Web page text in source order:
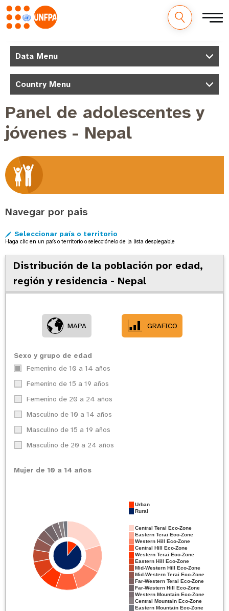
contenido
v
g
o
n
Data Menu
Country Menu
Panel de adolescentes y
jóvenes - Nepal
Navegar por pais
Seleccionar país o territorio
Haga clic en un país o territorio o selecciónelo de la lista desplegable
Distribución de la población por edad,
región y residencia - Nepal
MAPA GRAFICO
Sexo y grupo de edad
Femenino de 10 a 14 años
Femenino de 15 a 19 años
Femenino de 20 a 24 años
Masculino de 10 a 14 años
Masculino de 15 a 19 años
Masculino de 20 a 24 años
Mujer de 10 a 14 años
Urban
Rural
Central Terai Eco-Zone
Eastern Terai Eco-Zone
Western Hill Eco-Zone
Central Hill Eco-Zone
Western Terai Eco-Zone
Eastern Hill Eco-Zone
Mid-Western Hill Eco-Zone
Mid-Western Terai Eco-Zone
Far-Western Terai Eco-Zone
Far-Western Hill Eco-Zone
Western Mountain Eco-Zone
Central Mountain Eco-Zone
Eastern Mountain Eco-Zone